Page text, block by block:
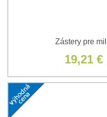
Zástery pre
19,21 €